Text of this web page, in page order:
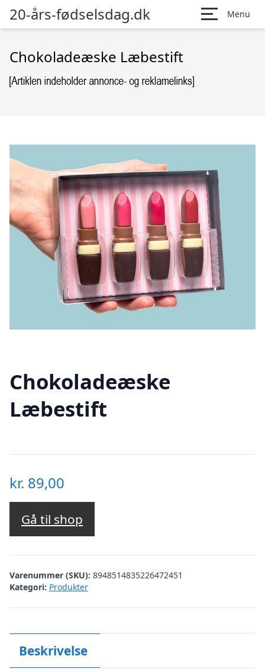
20-års-fødselsdag.dk Menu
Chokoladeæske Læbestift
Chokoladeæske
Læbestift
kr. 89,00
Gå til shop
Varenummer (SKU): 8948514835226472451
Kategori: Produkter
Beskrivelse